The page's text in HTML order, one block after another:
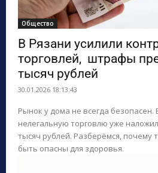
Общество
В Рязани усилили
торговлей, штрафы
тысяч рублей
30.01.2026 18:13:43
Рынок у дома не всегда безопасен.
нелегальную торговлю уже
тысяч рублей. Разберёмся, почему
быть опасны для здоровья.